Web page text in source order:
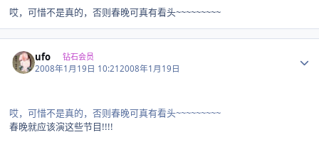
哎，可惜不是真的，否则春晚可真有看头~~~~~~~~~
ufo 钻石会员
2008年1月19日 10:212008年1月19日
哎，可惜不是真的，否则春晚可真有看头~~~~~~~~~
春晚就应该演这些节目!!!!